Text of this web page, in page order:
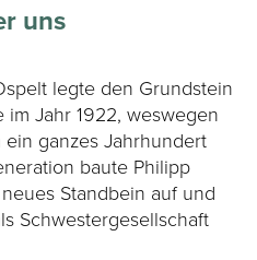
uns
legte den Grundstein
Jahr 1922, weswegen
ganzes Jahrhundert
baute Philipp
Standbein auf und
Schwestergesellschaft